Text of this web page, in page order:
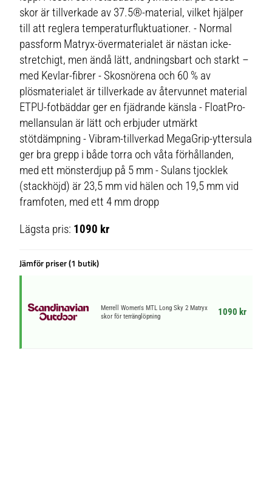
skor är tillverkade av 37.5®-material, vilket hjälper
till att reglera temperaturfluktuationer. - Normal
passform Matryx-övermaterialet är nästan icke-
stretchigt, men ändå lätt, andningsbart och starkt –
med Kevlar-fibrer - Skosnörena och 60 % av
plösmaterialet är tillverkade av återvunnet material
ETPU-fotbäddar ger en fjädrande känsla - FloatPro-
mellansulan är lätt och erbjuder utmärkt
stötdämpning - Vibram-tillverkad MegaGrip-yttersula
ger bra grepp i både torra och våta förhållanden,
med ett mönsterdjup på 5 mm - Sulans tjocklek
(stackhöjd) är 23,5 mm vid hälen och 19,5 mm vid
framfoten, med ett 4 mm dropp
Lägsta pris: 1090 kr
Jämför priser (1 butik)
Merrell Women's MTL Long Sky 2 Matryx
skor för terränglöpning
1090 kr